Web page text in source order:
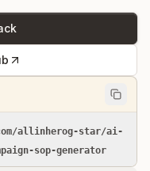
allinherog-star/ai-
sop-generator